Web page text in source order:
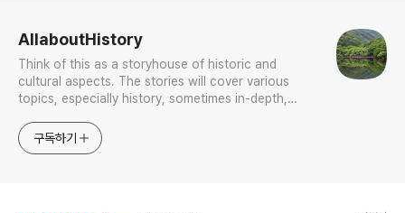
AllaboutHistory
Think of this as a storyhouse of historic and
cultural aspects. The stories will cover various
topics, especially history, sometimes in-depth,
approach will be to resist any common sense or
generalized viewpoint
구독하기